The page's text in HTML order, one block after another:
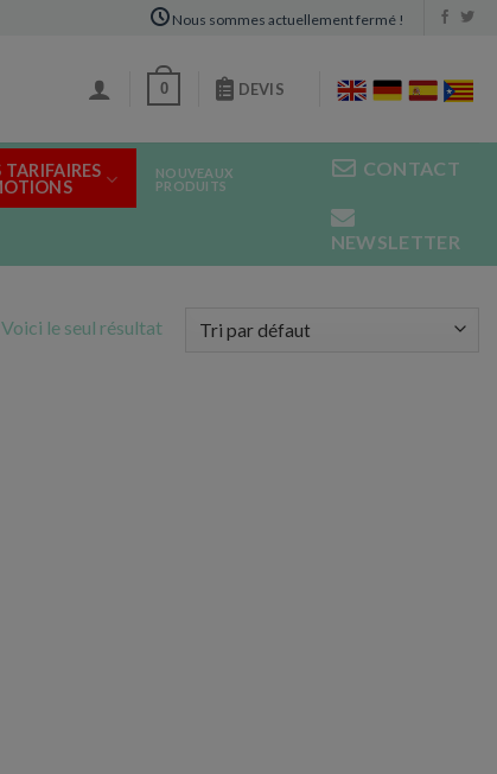
Nous sommes actuellement fermé !
0 DEVIS
TARIFAIRES
NOUVEAUX
PRODUITS
CONTACT
NEWSLETTER
Voici le seul résultat